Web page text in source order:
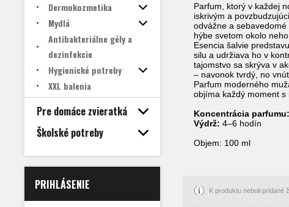
Dermokozmetika
Mydlá
Antibakteriálne gély a
dezinfekcie
Hygienické potreby
XXL balenia
Pre domáce zvieratká
Školské potreby
PRIHLÁSENIE
Parfum, ktorý v každej
iskrivým a
odvážne a
hýbe svetom okolo neho.
Esencia šalvie
silu a udržiava ho v
tajomstvo sa skrýva v
– navonok tvrdý, no
Parfum moderného
objíma každý moment
Koncentrácia parfumu:
Výdrž: 4–6 hodín
Objem: 100 ml
K produktu neboli pridané